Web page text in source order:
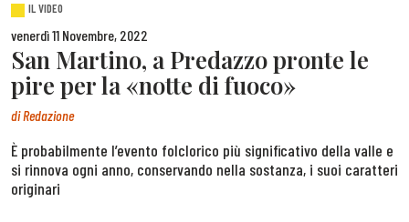
IL VIDEO
venerdì 11 Novembre, 2022
San Martino, a Predazzo pronte le
pire per la «notte di fuoco»
diRedazione
È probabilmente l’evento folclorico più significativo della valle e
si rinnova ogni anno, conservando nella sostanza, i suoi caratteri
originari